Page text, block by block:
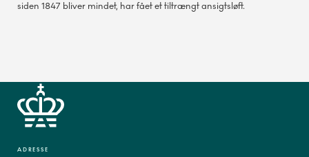
siden 1847 bliver mindet, har fået et tiltrængt ansigtsløft.
ADRESSE